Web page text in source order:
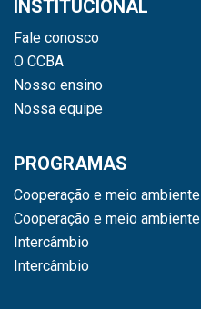
INSTITUCIONAL
Fale conosco
O CCBA
Nosso ensino
Nossa equipe
PROGRAMAS
Cooperação e meio ambiente
Cooperação e meio ambiente
Intercâmbio
Intercâmbio